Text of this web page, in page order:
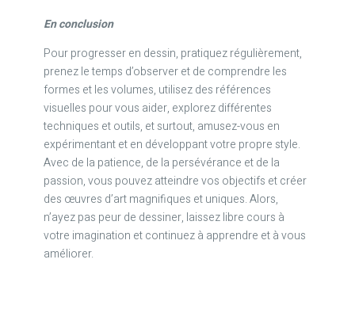
En conclusion
Pour progresser en dessin, pratiquez régulièrement,
prenez le temps d’observer et de comprendre les
formes et les volumes, utilisez des références
visuelles pour vous aider, explorez différentes
techniques et outils, et surtout, amusez-vous en
expérimentant et en développant votre propre style.
Avec de la patience, de la persévérance et de la
passion, vous pouvez atteindre vos objectifs et créer
des œuvres d’art magnifiques et uniques. Alors,
n’ayez pas peur de dessiner, laissez libre cours à
votre imagination et continuez à apprendre et à vous
améliorer.